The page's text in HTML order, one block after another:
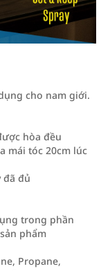
cho nam giới.
hòa đều
mái tóc 20cm lúc
đã đủ
trong phần
phẩm
Propane,